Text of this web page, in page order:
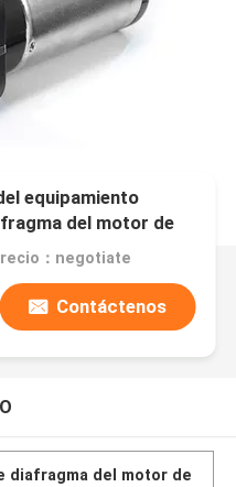
equipamiento
del motor de
：negotiate
Contáctenos
diafragma del motor de